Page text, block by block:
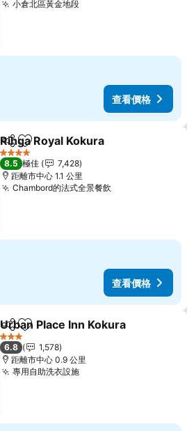
小倉北區黃金地段
查看價格
分享 放到收藏夾
Rihga Royal Kokura
4 星級
8.5 極佳
7,428
距離市中心 1.1 公里
Chambord的法式全景餐飲
查看價格
分享 放到收藏夾
Urban Place Inn Kokura
3 星級
6.8
1,578
距離市中心 0.9 公里
專用自助洗衣設施